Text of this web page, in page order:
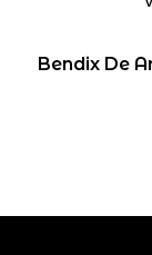
Bendix De